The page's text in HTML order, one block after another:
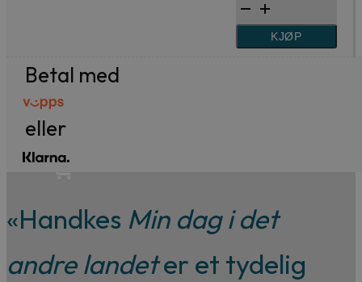
Forfattere
Våre
utvalgte
dag
KJØP
Betal med
eller
«Handkes Min dag i det
andre landeter et tydelig